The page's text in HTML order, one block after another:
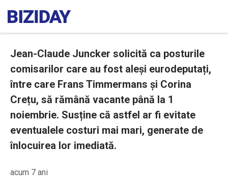
Jean-Claude Juncker solicită ca posturile
comisarilor care au fost aleși eurodeputați,
între care Frans Timmermans și Corina
Crețu, să rămână vacante până la 1
noiembrie. Susține că astfel ar fi evitate
eventualele costuri mai mari, generate de
înlocuirea lor imediată.
acum 7 ani